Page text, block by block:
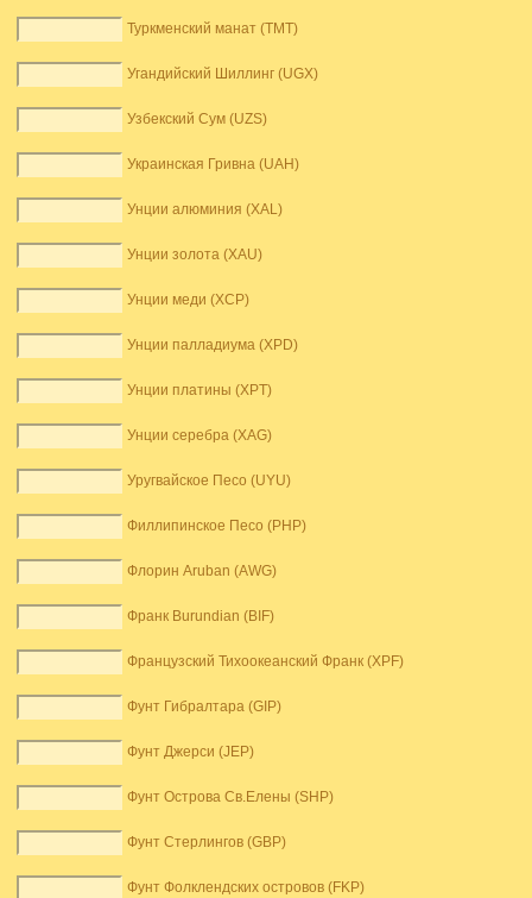
Туркменский манат (TMT)
Угандийский Шиллинг (UGX)
Узбекский Сум (UZS)
Украинская Гривна (UAH)
Унции алюминия (XAL)
Унции золота (XAU)
Унции меди (XCP)
Унции палладиума (XPD)
Унции платины (XPT)
Унции серебра (XAG)
Уругвайское Песо (UYU)
Филлипинское Песо (PHP)
Флорин Aruban (AWG)
Франк Burundian (BIF)
Французский Тихоокеанский Франк (XPF)
Фунт Гибралтара (GIP)
Фунт Джерси (JEP)
Фунт Острова Св.Елены (SHP)
Фунт Стерлингов (GBP)
Фунт Фолклендских островов (FKP)